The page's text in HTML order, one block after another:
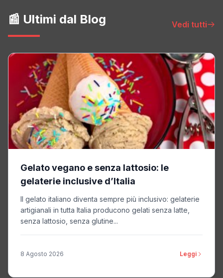
📰 Ultimi dal Blog Vedi tutti
Gelato vegano e senza lattosio: le
gelaterie inclusive d’Italia
Il gelato italiano diventa sempre più inclusivo: gelaterie
artigianali in tutta Italia producono gelati senza latte,
senza lattosio, senza glutine...
8 Agosto 2026 Leggi